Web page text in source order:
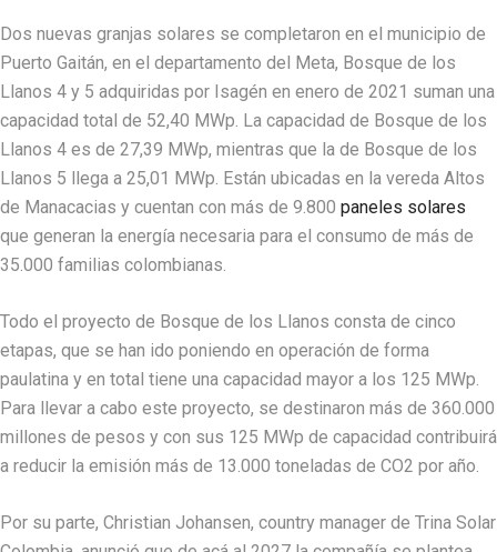
Dos nuevas granjas solares se completaron en el municipio de
Puerto Gaitán, en el departamento del Meta, Bosque de los
Llanos 4 y 5 adquiridas por Isagén en enero de 2021 suman una
capacidad total de 52,40 MWp. La capacidad de Bosque de los
Llanos 4 es de 27,39 MWp, mientras que la de Bosque de los
Llanos 5 llega a 25,01 MWp. Están ubicadas en la vereda Altos
de Manacacias y cuentan con más de 9.800 paneles solares
que generan la energía necesaria para el consumo de más de
35.000 familias colombianas.
Todo el proyecto de Bosque de los Llanos consta de cinco
etapas, que se han ido poniendo en operación de forma
paulatina y en total tiene una capacidad mayor a los 125 MWp.
Para llevar a cabo este proyecto, se destinaron más de 360.000
millones de pesos y con sus 125 MWp de capacidad contribuirá
a reducir la emisión más de 13.000 toneladas de CO2 por año.
Por su parte, Christian Johansen, country manager de Trina Solar